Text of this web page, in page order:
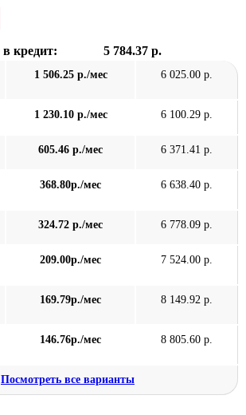
кредит: 5 784.37 р.
1 506.25 р./мес 6 025.00 р.
1 230.10 р./мес 6 100.29 р.
605.46 р./мес 6 371.41 р.
368.80р./мес 6 638.40 р.
324.72 р./мес 6 778.09 р.
209.00р./мес 7 524.00 р.
169.79р./мес 8 149.92 р.
146.76р./мес 8 805.60 р.
Посмотреть все варианты